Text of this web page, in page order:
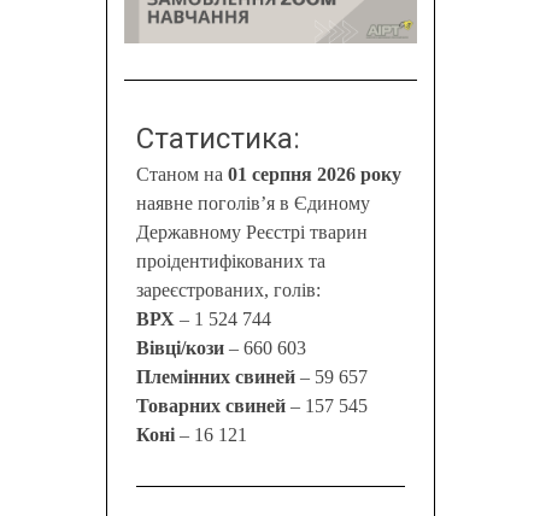
Статистика:
Станом на 01 серпня 2026 року
наявне поголів’я в Єдиному
Державному Реєстрі тварин
проідентифікованих та
зареєстрованих, голів:
ВРХ – 1 524 744
Вівці/кози– 660 603
Племінних свиней– 59 657
Товарних свиней – 157 545
Коні– 16 121